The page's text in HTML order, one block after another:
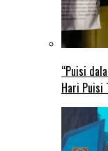
“Puisi
Hari Puisi